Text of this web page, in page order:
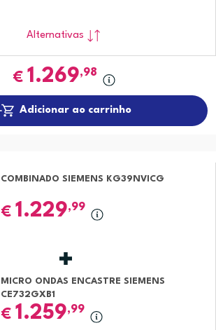
Alternativas
€ 1.269,98
Adicionar ao carrinho
COMBINADO SIEMENS KG39NVICG
€ 1.229,99
MICRO ONDAS ENCASTRE SIEMENS
CE732GXB1
€ 1.259,99